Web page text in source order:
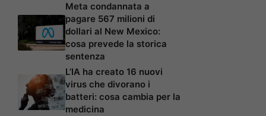
Meta condannata a
pagare 567 milioni di
dollari al New Mexico:
cosa prevede la storica
sentenza
L’IA ha creato 16 nuovi
virus che divorano i
batteri: cosa cambia per la
medicina